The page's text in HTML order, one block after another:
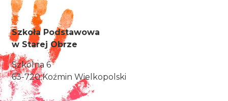
Szkoła Podstawowa
w Starej Obrze
Szkolna 6
63-720 Koźmin Wielkopolski